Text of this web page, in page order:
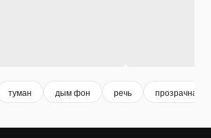
туман дым фон речь прозрачная